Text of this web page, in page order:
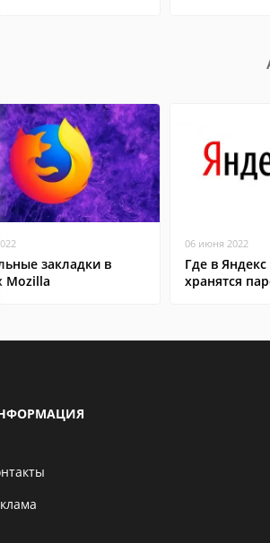
закладки в
Mozilla
06 июня 2022
Где в
хранятся